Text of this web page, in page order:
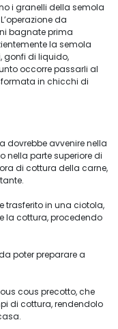
i granelli della semola
da
bagnate prima
la semola
gonfi di liquido,
occorre passarli al
in chicchi di
dovrebbe avvenire nella
nella parte superiore di
di cottura della carne,
trasferito in una ciotola,
la cottura, procedendo
poter preparare a
cous precotto, che
di cottura, rendendolo